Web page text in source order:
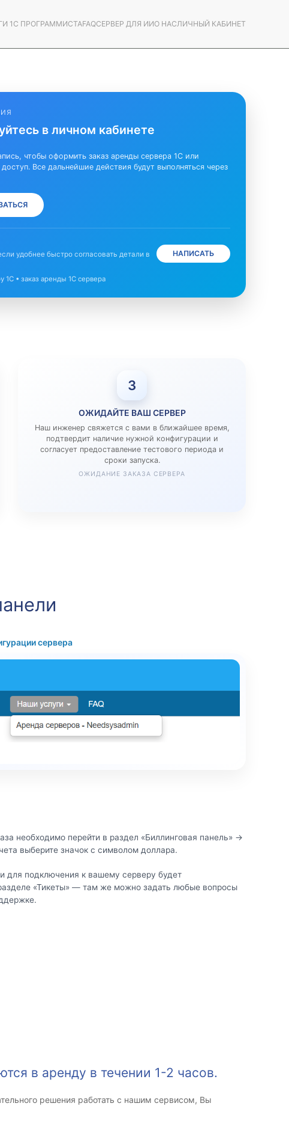
1С ПРОГРАММИСТАFAQСЕРВЕР ДЛЯ ИИО НАСЛИЧНЫЙ КАБИНЕТ
в личном кабинете
чтобы оформить заказ аренды сервера 1С или
Все дальнейшие действия будут выполняться через
удобнее быстро согласовать детали в
НАПИСАТЬ
1С • заказ аренды 1С сервера
3
ОЖИДАЙТЕ ВАШ СЕРВЕР
Наш инженер свяжется с вами в ближайшее время,
подтвердит наличие нужной конфигурации и
согласует предоставление тестового периода и
сроки запуска.
ОЖИДАНИЕ ЗАКАЗА СЕРВЕРА
сервера
необходимо перейти в раздел «Биллинговая панель» →
выберите значок с символом доллара.
для подключения к вашему серверу будет
«Тикеты» — там же можно задать любые вопросы
в аренду в течении 1-2 часов.
решения работать с нашим сервисом, Вы